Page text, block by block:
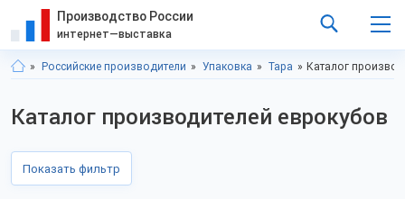
Производство России
интернет—выставка
Российские производители Упаковка Тара Каталог
Каталог производителей еврокубов
Показать фильтр